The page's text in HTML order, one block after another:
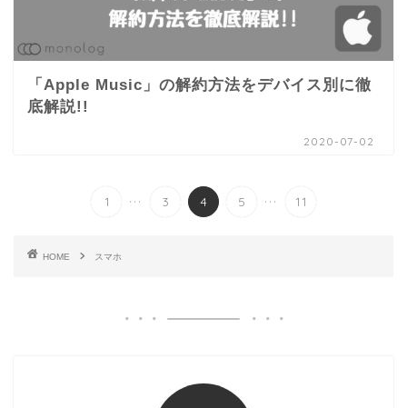
「Apple Music」の解約方法をデバイス別に徹
底解説!!
2020-07-02
1 ... 3 4 5 ... 11
HOME スマホ